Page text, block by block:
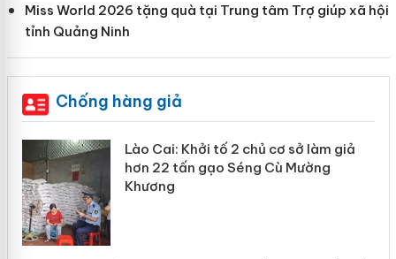
Miss World 2026 tặng quà tại Trung tâm Trợ giúp xã hội
tỉnh Quảng Ninh
Chống hàng giả
Lào Cai: Khởi tố 2 chủ cơ sở làm giả
hơn 22 tấn gạo Séng Cù Mường
Khương